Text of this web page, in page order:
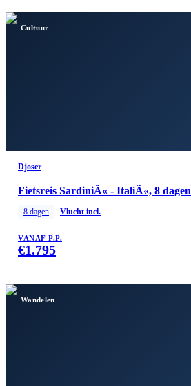
Cultuur
Djoser
Fietsreis SardiniÃ« - ItaliÃ«, 8 dagen
8 dagen Vlucht incl.
VANAF P.P.
€1.795
Wandelen